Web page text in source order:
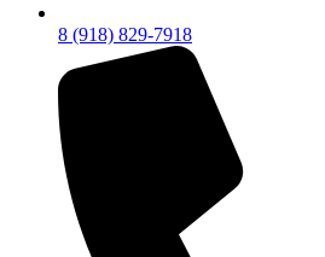
8 (918) 829-7918